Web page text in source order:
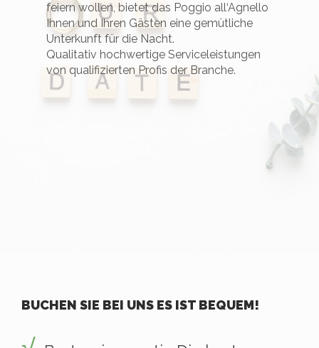
feiern wollen, bietet das Poggio all‘Agnello
Ihnen und Ihren Gästen eine gemütliche
Unterkunft für die Nacht.
Qualitativ hochwertige Serviceleistungen
von qualifizierten Profis der Branche.
BUCHEN SIE BEI UNS ES IST BEQUEM!